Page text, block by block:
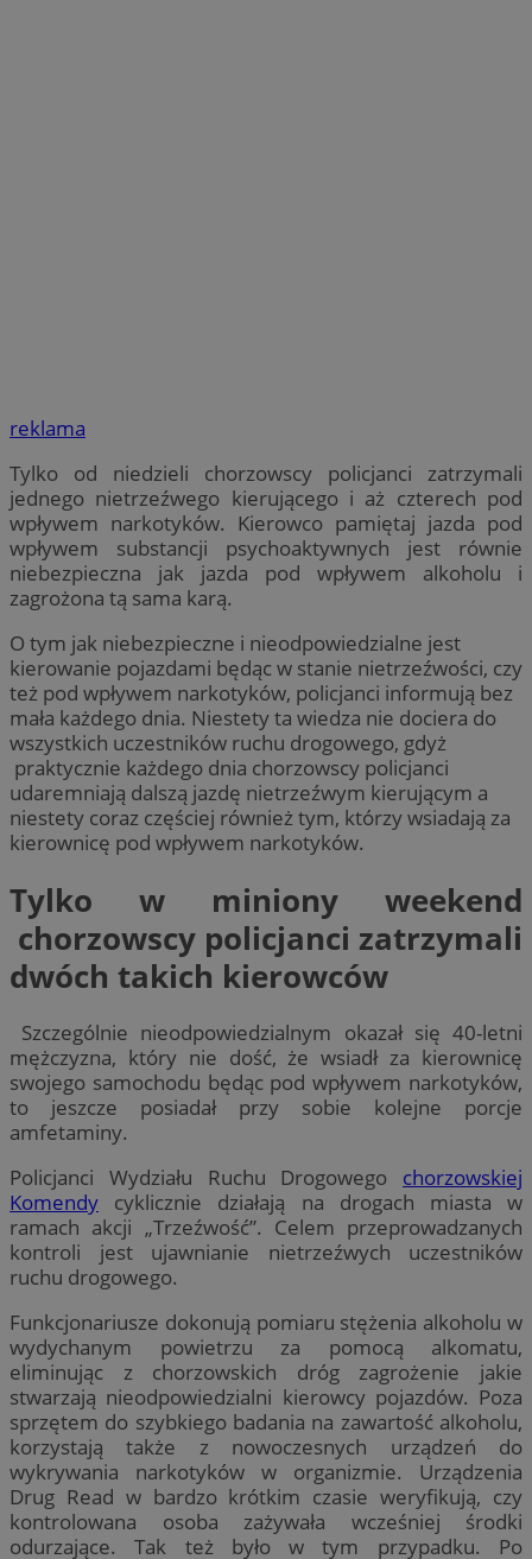
reklama
Tylko od niedzieli chorzowscy policjanci zatrzymali
jednego nietrzeźwego kierującego i aż czterech pod
wpływem narkotyków. Kierowco pamiętaj jazda pod
wpływem substancji psychoaktywnych jest równie
niebezpieczna jak jazda pod wpływem alkoholu i
zagrożona tą sama karą.
O tym jak niebezpieczne i nieodpowiedzialne jest
kierowanie pojazdami będąc w stanie nietrzeźwości, czy
też pod wpływem narkotyków, policjanci informują bez
mała każdego dnia. Niestety ta wiedza nie dociera do
wszystkich uczestników ruchu drogowego, gdyż
praktycznie każdego dnia chorzowscy policjanci
udaremniają dalszą jazdę nietrzeźwym kierującym a
niestety coraz częściej również tym, którzy wsiadają za
kierownicę pod wpływem narkotyków.
Tylko w miniony weekend
chorzowscy policjanci zatrzymali
dwóch takich kierowców
Szczególnie nieodpowiedzialnym okazał się 40-letni
mężczyzna, który nie dość, że wsiadł za kierownicę
swojego samochodu będąc pod wpływem narkotyków,
to jeszcze posiadał przy sobie kolejne porcje
amfetaminy.
Policjanci Wydziału Ruchu Drogowego chorzowskiej
Komendy cyklicznie działają na drogach miasta w
ramach akcji „Trzeźwość”. Celem przeprowadzanych
kontroli jest ujawnianie nietrzeźwych uczestników
ruchu drogowego.
Funkcjonariusze dokonują pomiaru stężenia alkoholu w
wydychanym powietrzu za pomocą alkomatu,
eliminując z chorzowskich dróg zagrożenie jakie
stwarzają nieodpowiedzialni kierowcy pojazdów. Poza
sprzętem do szybkiego badania na zawartość alkoholu,
korzystają także z nowoczesnych urządzeń do
wykrywania narkotyków w organizmie. Urządzenia
Drug Read w bardzo krótkim czasie weryfikują, czy
kontrolowana osoba zażywała wcześniej środki
odurzające. Tak też było w tym przypadku. Po